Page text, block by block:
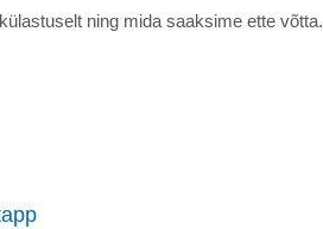
ning mida saaksime ette võtta.